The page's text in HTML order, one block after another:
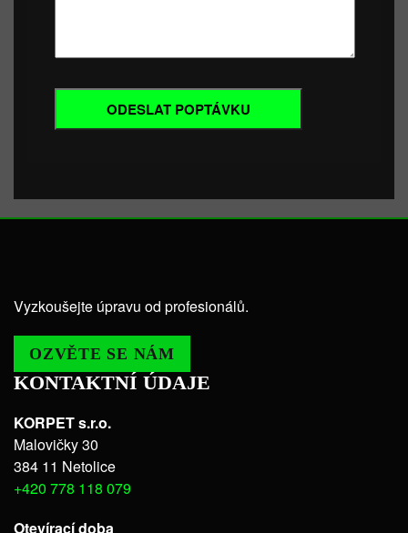
Vyzkoušejte úpravu od profesionálů.
OZVĚTE SE NÁM
KONTAKTNÍ ÚDAJE
KORPET s.r.o.
Malovičky 30
384 11 Netolice
+420 778 118 079
Otevírací doba